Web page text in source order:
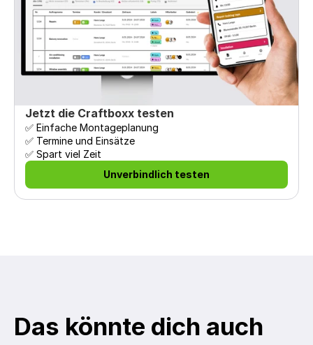
Jetzt die Craftboxx testen
✅ Einfache Montageplanung
✅ Termine und Einsätze
✅ Spart viel Zeit
Unverbindlich testen
Das könnte dich auch